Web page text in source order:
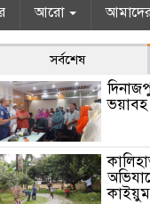
আরো
সর্বশেষ
ভয়াবহ
কাইয়ুম